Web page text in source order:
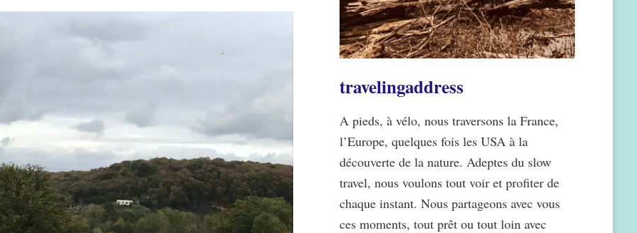
travelingaddress
A pieds, à vélo, nous traversons la France,
l’Europe, quelques fois les USA à la
découverte de la nature. Adeptes du slow
travel, nous voulons tout voir et profiter de
chaque instant. Nous partageons avec vous
ces moments, tout prêt ou tout loin avec